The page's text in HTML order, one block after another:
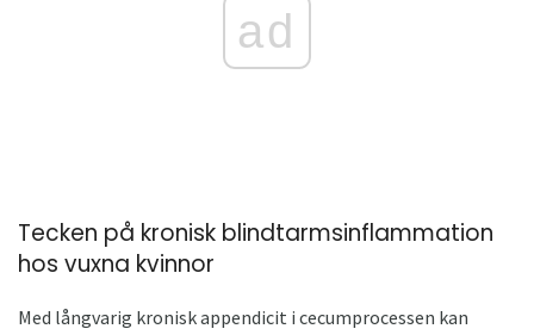
ad
Tecken på kronisk blindtarmsinflammation
hos vuxna kvinnor
Med långvarig kronisk appendicit i cecumprocessen kan